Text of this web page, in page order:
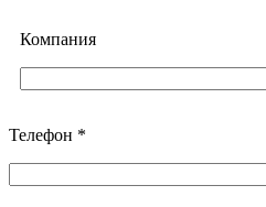
Компания
Телефон *